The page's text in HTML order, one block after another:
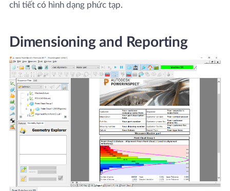
chi tiết có hình dạng phức tạp.
Dimensioning and Reporting